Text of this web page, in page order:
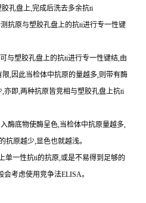
胶孔盘上,完成后洗去多余抗ti
抗原与塑胶孔盘上的抗ti进行专一性键
与塑胶孔盘上的抗ti进行专一性键结,由
限,因此当检体中抗原的量越多,则带有酶
,亦即,两种抗原皆竞相与塑胶孔盘上抗ti
酶底物使酶呈色,当检体中抗原量越多,
抗原越少,显色也就越浅。
单一性抗ti的抗原,或是不易得到足够的
会考虑使用竞争法ELISA。